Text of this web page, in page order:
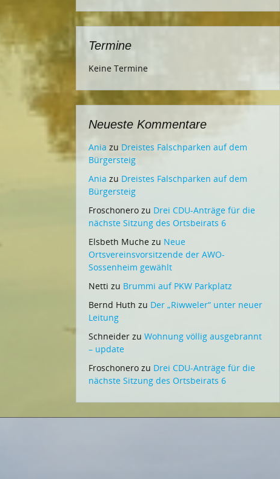
Termine
Keine Termine
Neueste Kommentare
Ania zu Dreistes Falschparken auf dem
Bürgersteig
Ania zu Dreistes Falschparken auf dem
Bürgersteig
Froschonero zu Drei CDU-Anträge für die
nächste Sitzung des Ortsbeirats 6
Elsbeth Muche zu Neue
Ortsvereinsvorsitzende der AWO-
Sossenheim gewählt
Netti zu Brummi auf PKW Parkplatz
Bernd Huth zu Der „Riwweler“ unter neuer
Leitung
Schneider zuWohnung völlig ausgebrannt
– update
Froschonero zu Drei CDU-Anträge für die
nächste Sitzung des Ortsbeirats 6